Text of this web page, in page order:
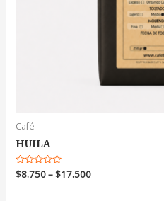
Café
HUILA
Valorado
en
$8.750–$17.500